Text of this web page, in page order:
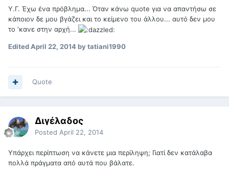
Υ.Γ. Έχω ένα πρόβλημα... Όταν κάνω quote για να απαντήσω σε
κάποιον δε μου βγάζει και το κείμενο του άλλου... αυτό δεν μου
το 'κανε στην αρχή...
EditedApril 22, 2014by tatiani1990
Quote
Διγέλαδος
Posted April 22, 2014
Υπάρχει περίπτωση να κάνετε μια περίληψη; Γιατί δεν κατάλαβα
πολλά πράγματα από αυτά που βάλατε.